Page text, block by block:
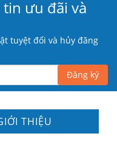
ưu đãi và
tuyệt đối và hủy đăng
Đăng ký
THIỆU